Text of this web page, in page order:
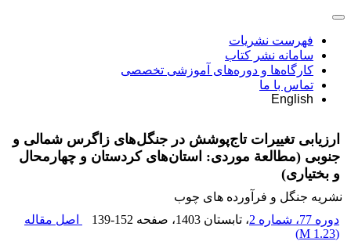
فهرست نشریات
سامانه نشر کتاب
کارگاه‌ها و دوره‌های آموزشی تخصصی
تماس با ما
English
ارزیابی تغییرات تاج‌پوشش در جنگل‌های زاگرس شمالی و
جنوبی (مطالعة موردی: استان‌های کردستان و چهارمحال
و بختیاری)
نشریه جنگل و فرآورده های چوب
دوره 77، شماره 2
، تابستان 1403 ، صفحه 139-152
اصل مقاله
(
1.23 M
)